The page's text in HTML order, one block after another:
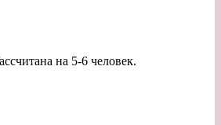
на 5-6 человек.